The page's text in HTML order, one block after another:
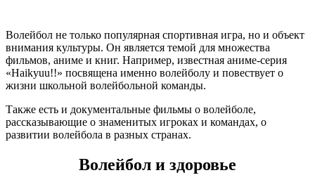
Волейбол не только популярная спортивная игра, но и объект
внимания культуры. Он является темой для множества
фильмов, аниме и книг. Например, известная аниме-серия
«Haikyuu!!» посвящена именно волейболу и повествует о
жизни школьной волейбольной команды.
Также есть и документальные фильмы о волейболе,
рассказывающие о знаменитых игроках и командах, о
развитии волейбола в разных странах.
Волейбол и здоровье